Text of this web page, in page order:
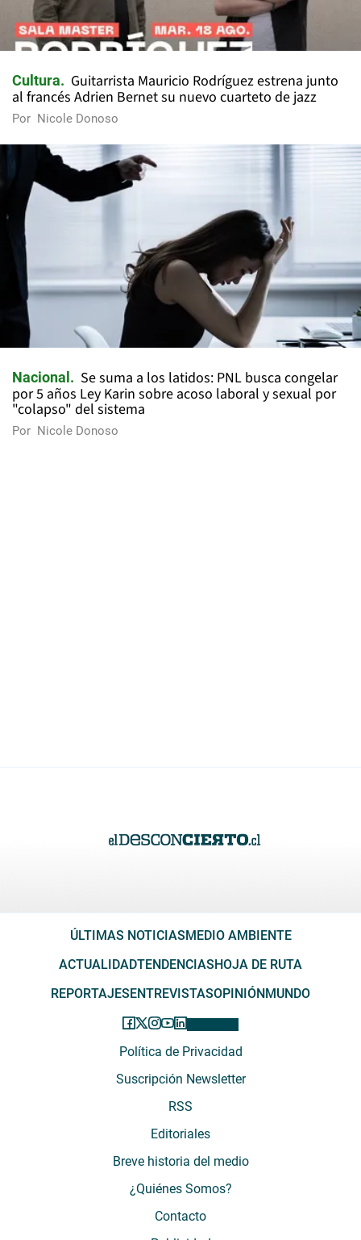
Cultura
Guitarrista Mauricio Rodríguez estrena junto
al francés Adrien Bernet su nuevo cuarteto de jazz
Por Nicole Donoso
Nacional
Se suma a los latidos: PNL busca congelar
por 5 años Ley Karin sobre acoso laboral y sexual por
"colapso" del sistema
Por Nicole Donoso
ÚLTIMAS NOTICIAS MEDIO AMBIENTE
ACTUALIDADTENDENCIAS HOJA DE RUTA
REPORTAJES ENTREVISTASOPINIÓN MUNDO
Política de Privacidad
Suscripción Newsletter
RSS
Editoriales
Breve historia del medio
¿Quiénes Somos?
Contacto